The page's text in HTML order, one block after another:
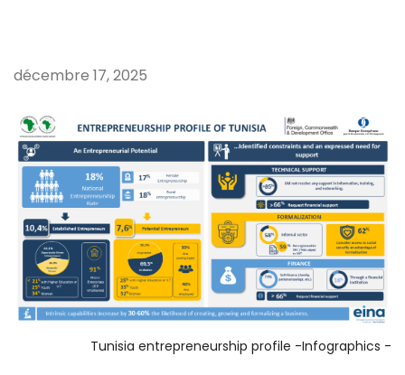
décembre 17, 2025
Tunisia entrepreneurship profile -Infographics -